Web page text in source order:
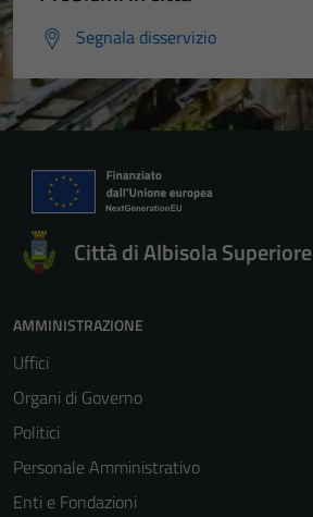
Segnala disservizio
Città di Albisola Superiore
AMMINISTRAZIONE
Uffici
Organi di Governo
Politici
Personale Amministrativo
Enti e Fondazioni